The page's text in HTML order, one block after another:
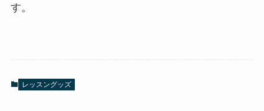
す。
レッスングッズ